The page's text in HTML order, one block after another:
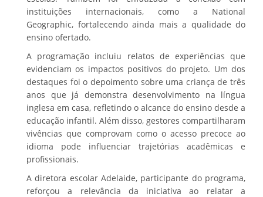
instituições internacionais, como a National
Geographic, fortalecendo ainda mais a qualidade do
ensino ofertado.
A programação incluiu relatos de experiências que
evidenciam os impactos positivos do projeto. Um dos
destaques foi o depoimento sobre uma criança de três
anos que já demonstra desenvolvimento na língua
inglesa em casa, refletindo o alcance do ensino desde a
educação infantil. Além disso, gestores compartilharam
vivências que comprovam como o acesso precoce ao
idioma pode influenciar trajetórias acadêmicas e
profissionais.
A diretora escolar Adelaide, participante do programa,
reforçou a relevância da iniciativa ao relatar a